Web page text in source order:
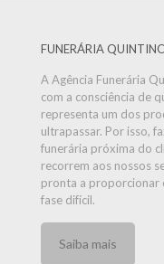
FUNERÁRIA
A Agência Funerária
com a consciência de
representa um dos
ultrapassar. Por isso,
funerária próxima do
recorrem aos nossos
pronta a proporcionar
fase difícil.
Saiba mais